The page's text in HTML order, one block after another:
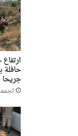
جريحا
الجمعة, 31 يوليو